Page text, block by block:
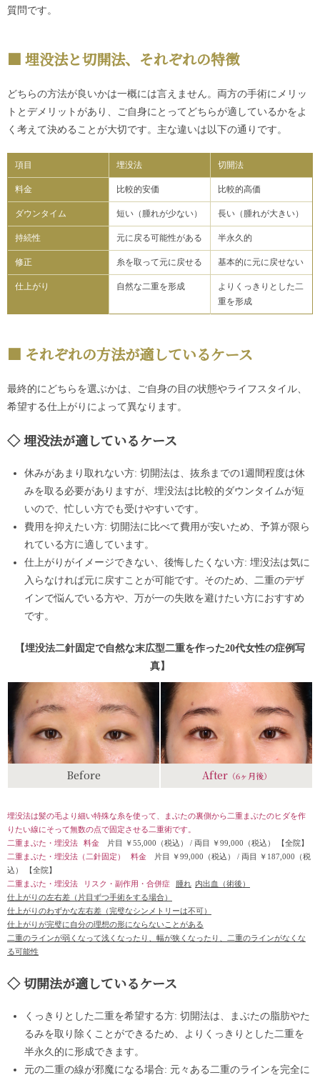
質問です。
埋没法と切開法、それぞれの特徴
どちらの方法が良いかは一概には言えません。両方の手術にメリッ
トとデメリットがあり、ご自身にとってどちらが適しているかをよ
く考えて決めることが大切です。主な違いは以下の通りです。
項目 埋没法 切開法
料金 比較的安価 比較的高価
ダウンタイム 短い（腫れが少ない） 長い（腫れが大きい）
持続性 元に戻る可能性がある 半永久的
修正 糸を取って元に戻せる 基本的に元に戻せない
仕上がり 自然な二重を形成
よりくっきりとした二
重を形成
それぞれの方法が適しているケース
最終的にどちらを選ぶかは、ご自身の目の状態やライフスタイル、
希望する仕上がりによって異なります。
埋没法が適しているケース
休みがあまり取れない方: 切開法は、抜糸までの1週間程度は休
みを取る必要がありますが、埋没法は比較的ダウンタイムが短
いので、忙しい方でも受けやすいです。
費用を抑えたい方: 切開法に比べて費用が安いため、予算が限ら
れている方に適しています。
仕上がりがイメージできない、後悔したくない方: 埋没法は気に
入らなければ元に戻すことが可能です。そのため、二重のデザ
インで悩んでいる方や、万が一の失敗を避けたい方におすすめ
です。
【埋没法二針固定で自然な末広型二重を作った20代女性の症例写
真】
Before After（6ヶ月後）
埋没法は髪の毛より細い特殊な糸を使って、まぶたの裏側から二重まぶたのヒダを作
りたい線にそって無数の点で固定させる二重術です。
二重まぶた・埋没法
料金 片目 ￥55,000（税込） / 両目 ￥99,000（税込）
【全院】
二重まぶた・埋没法（二針固定）
料金 片目 ￥99,000（税込） / 両目 ￥187,000（税
込）
【全院】
二重まぶた・埋没法
リスク・副作用・合併症 腫れ 内出血（術後）
仕上がりの左右差（片目ずつ手術をする場合）
仕上がりのわずかな左右差（完璧なシンメトリーは不可）
仕上がりが完璧に自分の理想の形にならないことがある
二重のラインが弱くなって浅くなったり、幅が狭くなったり、二重のラインがなくな
る可能性
切開法が適しているケース
くっきりとした二重を希望する方: 切開法は、まぶたの脂肪やた
るみを取り除くことができるため、よりくっきりとした二重を
半永久的に形成できます。
元の二重の線が邪魔になる場合: 元々ある二重のラインを完全に